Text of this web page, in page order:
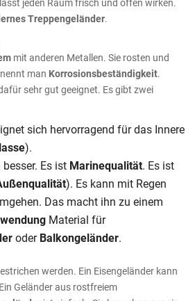
Treppengeländer.
mit anderen Metallen. Sie rosten und
man Korrosionsbeständigkeit.
sehr gut geeignet. Es gibt zwei
sich hervorragend für das Innere
).
Es ist Marinequalität. Es ist
). Es kann mit Regen
Das macht ihn zu einem
Material für
oderBalkongeländer.
werden. Ein Eisengeländer kann
Geländer aus rostfreiem